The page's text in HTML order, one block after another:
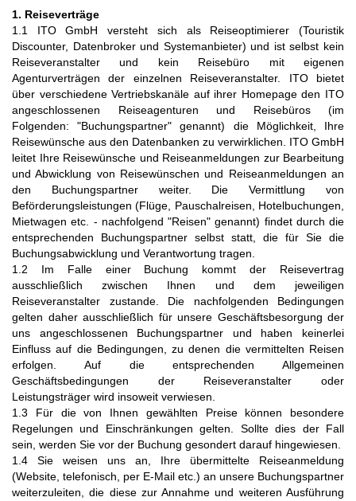
1. Reiseverträge
1.1 ITO GmbH versteht sich als Reiseoptimierer (Touristik
Discounter, Datenbroker und Systemanbieter) und ist selbst kein
Reiseveranstalter und kein Reisebüro mit eigenen
Agenturverträgen der einzelnen Reiseveranstalter. ITO bietet
über verschiedene Vertriebskanäle auf ihrer Homepage den ITO
angeschlossenen Reiseagenturen und Reisebüros (im
Folgenden: "Buchungspartner" genannt) die Möglichkeit, Ihre
Reisewünsche aus den Datenbanken zu verwirklichen. ITO GmbH
leitet Ihre Reisewünsche und Reiseanmeldungen zur Bearbeitung
und Abwicklung von Reisewünschen und Reiseanmeldungen an
den Buchungspartner weiter. Die Vermittlung von
Beförderungsleistungen (Flüge, Pauschalreisen, Hotelbuchungen,
Mietwagen etc. - nachfolgend "Reisen" genannt) findet durch die
entsprechenden Buchungspartner selbst statt, die für Sie die
Buchungsabwicklung und Verantwortung tragen.
1.2 Im Falle einer Buchung kommt der Reisevertrag
ausschließlich zwischen Ihnen und dem jeweiligen
Reiseveranstalter zustande. Die nachfolgenden Bedingungen
gelten daher ausschließlich für unsere Geschäftsbesorgung der
uns angeschlossenen Buchungspartner und haben keinerlei
Einfluss auf die Bedingungen, zu denen die vermittelten Reisen
erfolgen. Auf die entsprechenden Allgemeinen
Geschäftsbedingungen der Reiseveranstalter oder
Leistungsträger wird insoweit verwiesen.
1.3 Für die von Ihnen gewählten Preise können besondere
Regelungen und Einschränkungen gelten. Sollte dies der Fall
sein, werden Sie vor der Buchung gesondert darauf hingewiesen.
1.4 Sie weisen uns an, Ihre übermittelte Reiseanmeldung
(Website, telefonisch, per E-Mail etc.) an unsere Buchungspartner
weiterzuleiten, die diese zur Annahme und weiteren Ausführung